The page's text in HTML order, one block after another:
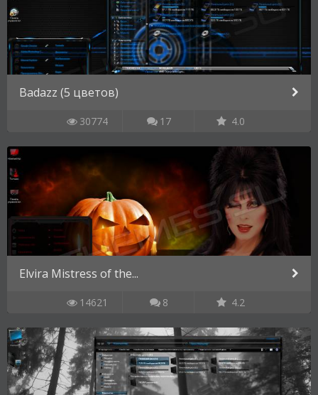
Badazz (5 цветов)
30774 17 4.0
Elvira Mistress of the...
14621 8 4.2